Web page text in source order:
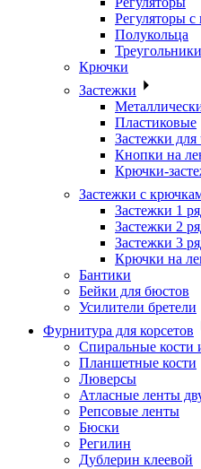
Регуляторы
Полукольца
Крючки
Застежки
Пластиковые
Застежки для
Кнопки на
Крючки-
Застежки с
Застежки 1
Застежки 2
Застежки 3
Крючки на
Бантики
Бейки для бюстов
Усилители бретели
Фурнитура для корсетов
Спиральные кости
Планшетные кости
Люверсы
Атласные ленты
Репсовые ленты
Бюски
Регилин
Дублерин клеевой